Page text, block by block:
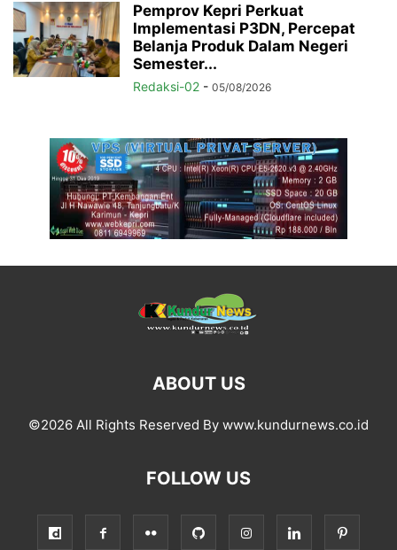
Pemprov Kepri Perkuat
Implementasi P3DN, Percepat
Belanja Produk Dalam Negeri
Semester...
Redaksi-02 - 05/08/2026
ABOUT US
©2026 All Rights Reserved By www.kundurnews.co.id
FOLLOW US